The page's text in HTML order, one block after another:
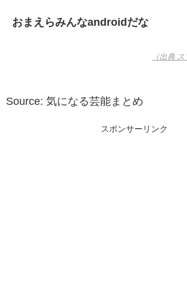
おまえらみんなandroidだな
（出典
Source: 気になる芸能まとめ
スポンサーリンク